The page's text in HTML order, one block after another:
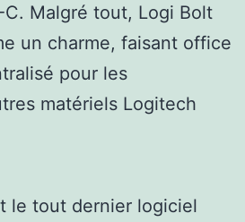
C. Malgré tout, Logi Bolt
un charme, faisant office
pour les
matériels Logitech
le tout dernier logiciel